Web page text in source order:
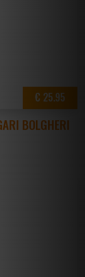
€ 25.95
BOLGHERI